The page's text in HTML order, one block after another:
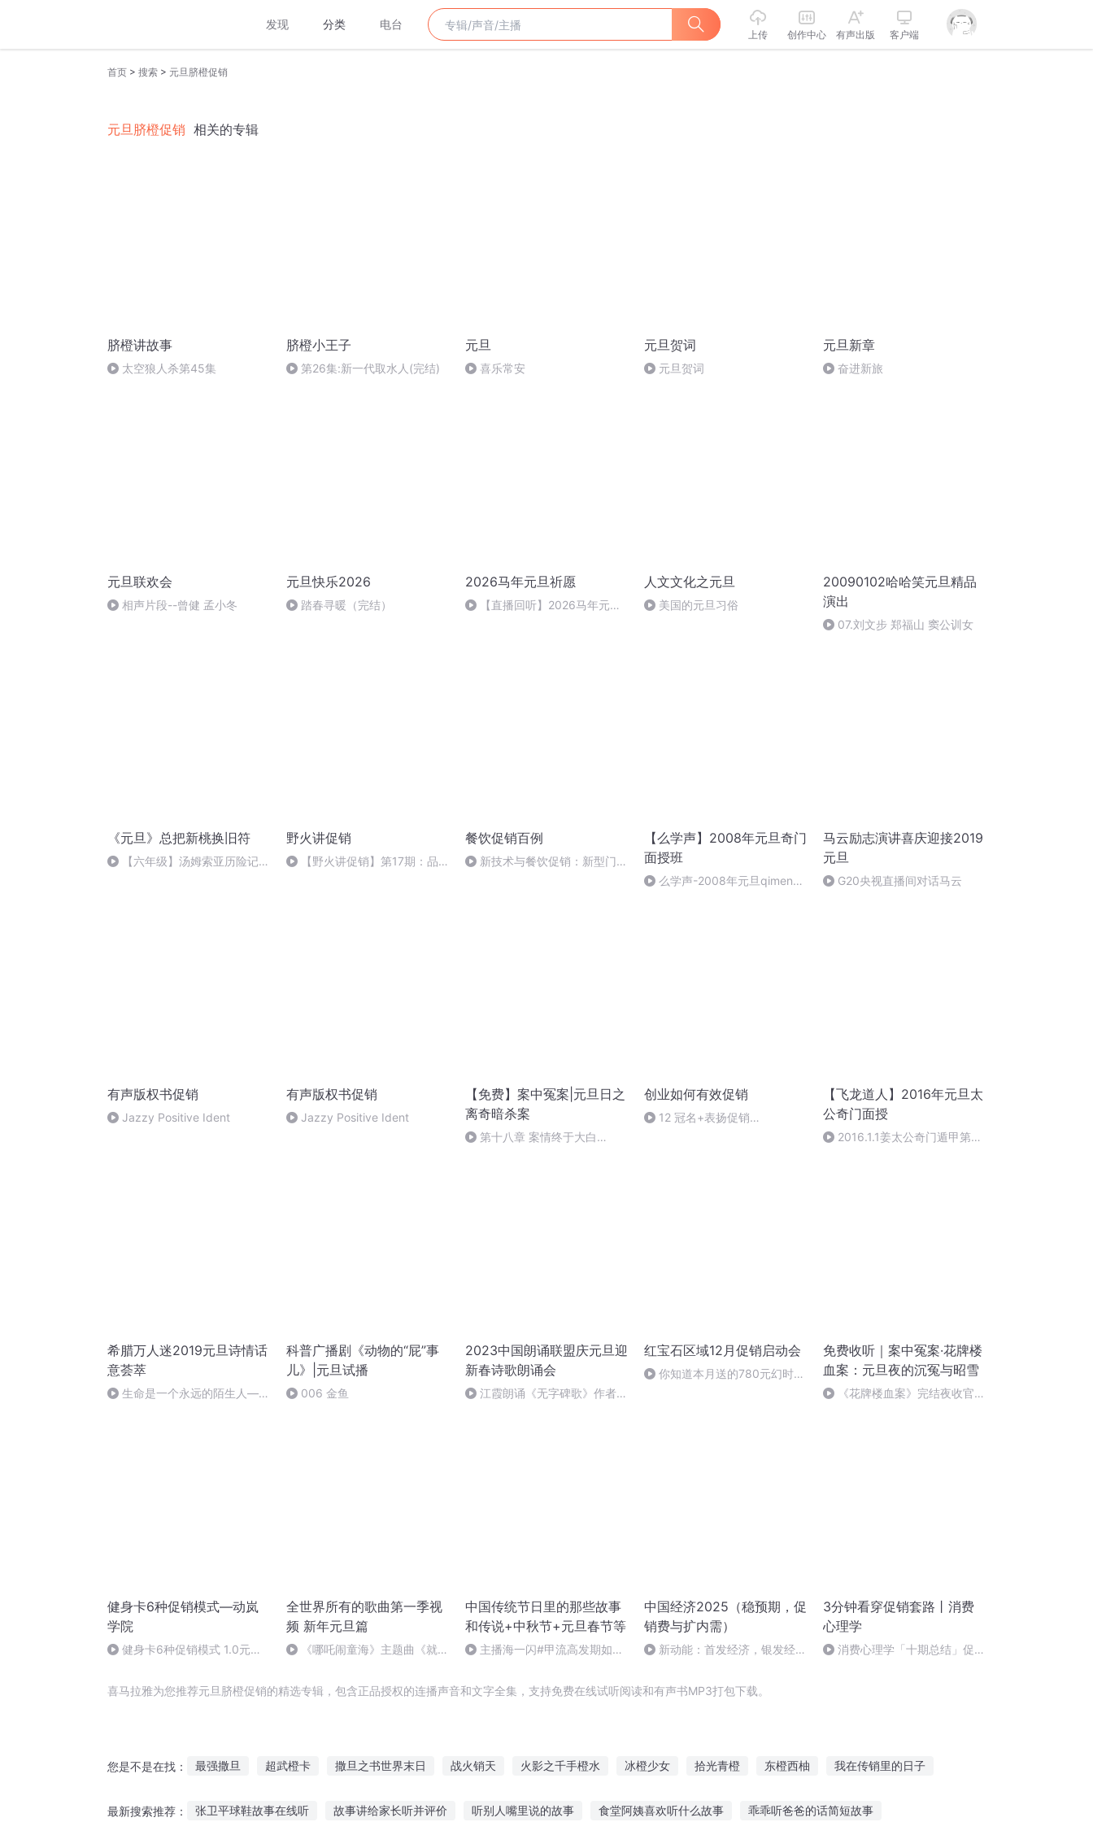
发现 分类 电台
上传 创作中心 有声出版 客户端
首页 > 搜索 > 元旦脐橙促销
元旦脐橙促销 相关的专辑
脐橙讲故事
太空狼人杀第45集
脐橙小王子
第26集:新一代取水人(完结)
元旦
喜乐常安
元旦贺词
元旦贺词
元旦新章
奋进新旅
元旦联欢会
相声片段--曾健 孟小冬
元旦快乐2026
踏春寻暖（完结）
2026马年元旦祈愿
【直播回听】2026马年元旦
人文文化之元旦
美国的元旦习俗
20090102哈哈笑元旦精品
演出
07.刘文步 郑福山 窦公训女
《元旦》总把新桃换旧符
【六年级】汤姆索亚历险记
野火讲促销
【野火讲促销】第17期：品
餐饮促销百例
新技术与餐饮促销：新型门店
【么学声】2008年元旦奇门
面授班
么学声-2008年元旦qimen面
马云励志演讲喜庆迎接2019
元旦
G20央视直播间对话马云
有声版权书促销
Jazzy Positive Ident
有声版权书促销
Jazzy Positive Ident
【免费】案中冤案|元旦日之
离奇暗杀案
第十八章 案情终于大白
创业如何有效促销
12 冠名+表扬促销
【飞龙道人】2016年元旦太
公奇门面授
2016.1.1姜太公奇门遁甲第一
希腊万人迷2019元旦诗情话
意荟萃
生命是一个永远的陌生人——
科普广播剧《动物的“屁”事
儿》|元旦试播
006 金鱼
2023中国朗诵联盟庆元旦迎
新春诗歌朗诵会
江霞朗诵《无字碑歌》作者：
红宝石区域12月促销启动会
你知道本月送的780元幻时佳
免费收听｜案中冤案·花牌楼
血案：元旦夜的沉冤与昭雪
《花牌楼血案》完结夜收官，
健身卡6种促销模式—动岚
学院
健身卡6种促销模式 1.0元健
全世界所有的歌曲第一季视
频 新年元旦篇
《哪吒闹童海》主题曲《就是
中国传统节日里的那些故事
和传说+中秋节+元旦春节等
主播海一闪#甲流高发期如何
中国经济2025（稳预期，促
销费与扩内需）
新动能：首发经济，银发经
完）
3分钟看穿促销套路丨消费
心理学
消费心理学「十期总结」促销
喜马拉雅为您推荐元旦脐橙促销的精选专辑，包含正品授权的连播声音和文字全集，支持免费在线试听阅读和有声书MP3打包下载。
您是不是在找： 最强撒旦 超武橙卡 撒旦之书世界末日 战火销天 火影之千手橙水 冰橙少女 拾光青橙 东橙西柚 我在传销里的日子
最新搜索推荐： 张卫平球鞋故事在线听 故事讲给家长听并评价 听别人嘴里说的故事 食堂阿姨喜欢听什么故事 乖乖听爸爸的话简短故事